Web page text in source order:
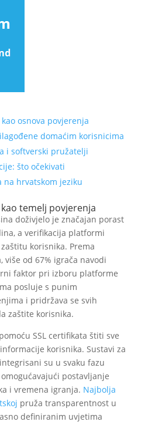
osnova povjerenja
domaćim korisnicima
i softverski pružatelji
što očekivati
na hrvatskom jeziku
temelj povjerenja
doživjelo je značajan porast
a verifikacija platformi
korisnika. Prema
više od 67% igrača navodi
faktor pri izboru platforme
posluje s punim
i pridržava se svih
zaštite korisnika.
SSL certifikata štiti sve
korisnika. Sustavi za
su u svaku fazu
postavljanje
i vremena igranja. Najbolja
pruža transparentnost u
definiranim uvjetima